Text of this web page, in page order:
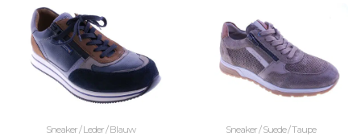
Sneaker / Leder / Blauw
Sneaker / Suede / Taupe